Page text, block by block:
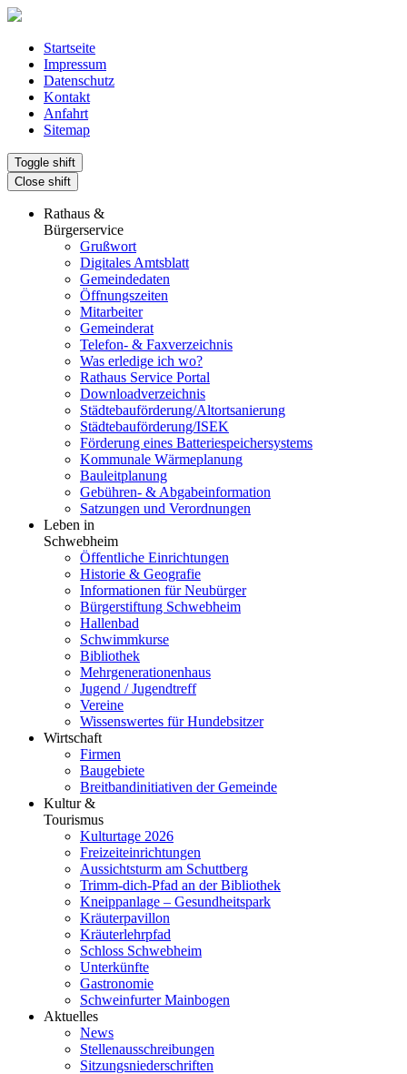
Startseite
Impressum
Datenschutz
Kontakt
Anfahrt
Sitemap
Toggle shift
Close shift
Rathaus &
Bürgerservice
Grußwort
Digitales Amtsblatt
Gemeindedaten
Öffnungszeiten
Mitarbeiter
Gemeinderat
Telefon- & Faxverzeichnis
Was erledige ich wo?
Rathaus Service Portal
Downloadverzeichnis
Städtebauförderung/Altortsanierung
Städtebauförderung/ISEK
Förderung eines Batteriespeichersystems
Kommunale Wärmeplanung
Bauleitplanung
Gebühren- & Abgabeinformation
Satzungen und Verordnungen
Leben in
Schwebheim
Öffentliche Einrichtungen
Historie & Geografie
Informationen für Neubürger
Bürgerstiftung Schwebheim
Hallenbad
Schwimmkurse
Bibliothek
Mehrgenerationenhaus
Jugend / Jugendtreff
Vereine
Wissenswertes für Hundebsitzer
Wirtschaft
Firmen
Baugebiete
Breitbandinitiativen der Gemeinde
Kultur &
Tourismus
Kulturtage 2026
Freizeiteinrichtungen
Aussichtsturm am Schuttberg
Trimm-dich-Pfad an der Bibliothek
Kneippanlage – Gesundheitspark
Kräuterpavillon
Kräuterlehrpfad
Schloss Schwebheim
Unterkünfte
Gastronomie
Schweinfurter Mainbogen
Aktuelles
News
Stellenausschreibungen
Sitzungsniederschriften